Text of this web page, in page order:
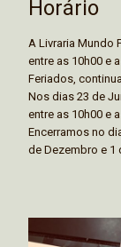
Horário
A Livraria Mundo
entre as 10h00 e
Feriados,
Nos dias 23 de
entre as 10h00 e
Encerramos no
de Dezembro e 1